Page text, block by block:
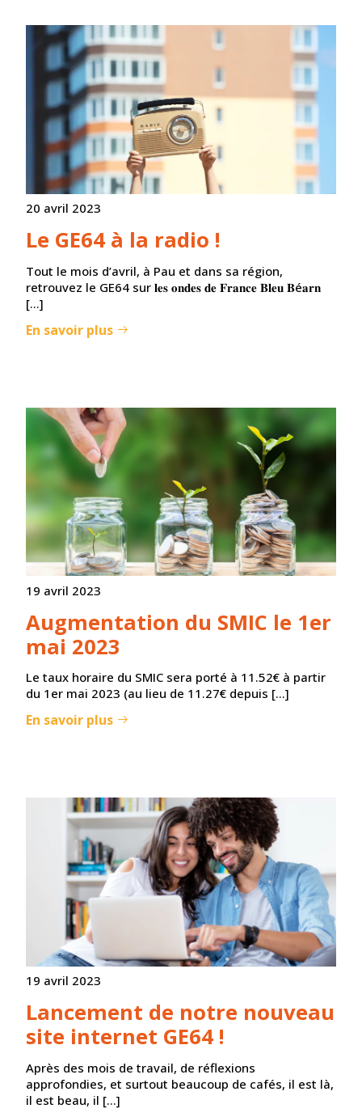
20 avril 2023
Le GE64 à la radio !
Tout le mois d’avril, à Pau et dans sa région,
retrouvez le GE64 sur 𝐥𝐞𝐬 𝐨𝐧𝐝𝐞𝐬 𝐝𝐞 𝐅𝐫𝐚𝐧𝐜𝐞 𝐁𝐥𝐞𝐮 𝐁é𝐚𝐫𝐧
[…]
En savoir plus
19 avril 2023
Augmentation du SMIC le 1er
mai 2023
Le taux horaire du SMIC sera porté à 11.52€ à partir
du 1er mai 2023 (au lieu de 11.27€ depuis […]
En savoir plus
19 avril 2023
Lancement de notre nouveau
site internet GE64 !
Après des mois de travail, de réflexions
approfondies, et surtout beaucoup de cafés, il est là,
il est beau, il […]